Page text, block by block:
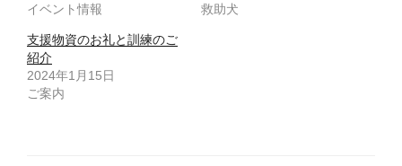
イベント情報
救助犬
支援物資のお礼と訓練のご
紹介
2024年1月15日
ご案内